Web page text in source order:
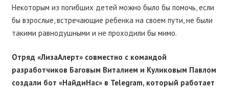
Некоторым из погибших детей можно было бы помочь, если
бы взрослые, встречающие ребенка на своем пути, не были
такими равнодушными и не проходили бы мимо.
Отряд «ЛизаАлерт» cовместно с командой
разработчиков Баговым Виталием и Куликовым Павлом
создали бот «НайдиНас» в Telegram, который работает